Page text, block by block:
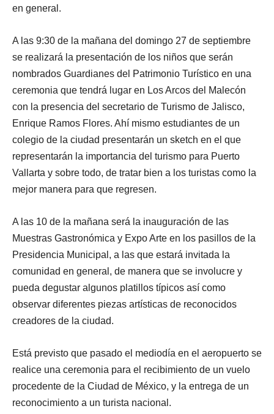
en general.
A las 9:30 de la mañana del domingo 27 de septiembre
se realizará la presentación de los niños que serán
nombrados Guardianes del Patrimonio Turístico en una
ceremonia que tendrá lugar en Los Arcos del Malecón
con la presencia del secretario de Turismo de Jalisco,
Enrique Ramos Flores. Ahí mismo estudiantes de un
colegio de la ciudad presentarán un sketch en el que
representarán la importancia del turismo para Puerto
Vallarta y sobre todo, de tratar bien a los turistas como la
mejor manera para que regresen.
A las 10 de la mañana será la inauguración de las
Muestras Gastronómica y Expo Arte en los pasillos de la
Presidencia Municipal, a las que estará invitada la
comunidad en general, de manera que se involucre y
pueda degustar algunos platillos típicos así como
observar diferentes piezas artísticas de reconocidos
creadores de la ciudad.
Está previsto que pasado el mediodía en el aeropuerto se
realice una ceremonia para el recibimiento de un vuelo
procedente de la Ciudad de México, y la entrega de un
reconocimiento a un turista nacional.